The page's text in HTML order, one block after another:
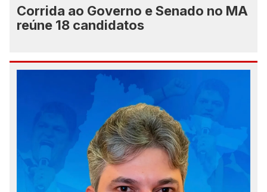
Corrida ao Governo e Senado no MA
reúne 18 candidatos